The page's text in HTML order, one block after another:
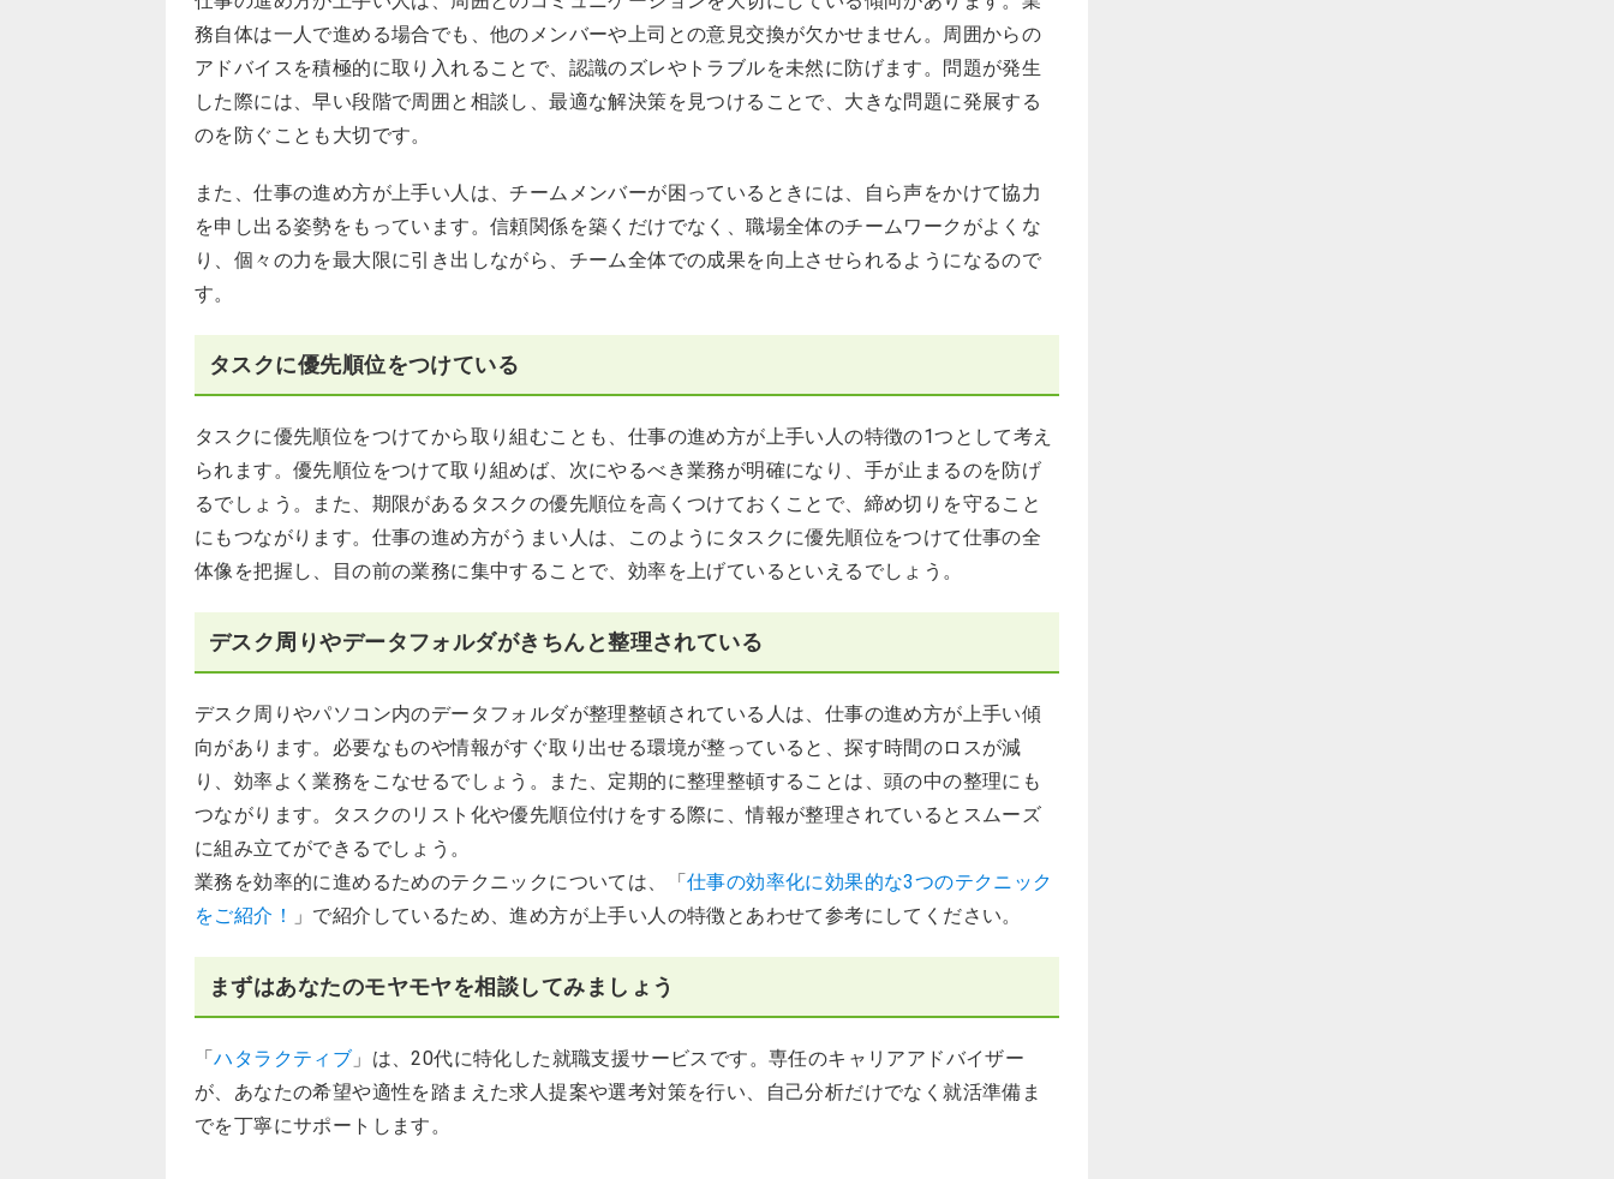
務自体は一人で進める場合でも、他のメンバーや上司との意見交換が欠かせません。周囲からの
アドバイスを積極的に取り入れることで、認識のズレやトラブルを未然に防げます。問題が発生
した際には、早い段階で周囲と相談し、最適な解決策を見つけることで、大きな問題に発展する
のを防ぐことも大切です。
また、仕事の進め方が上手い人は、チームメンバーが困っているときには、自ら声をかけて協力
を申し出る姿勢をもっています。信頼関係を築くだけでなく、職場全体のチームワークがよくな
り、個々の力を最大限に引き出しながら、チーム全体での成果を向上させられるようになるので
す。
タスクに優先順位をつけている
タスクに優先順位をつけてから取り組むことも、仕事の進め方が上手い人の特徴の1つとして考え
られます。優先順位をつけて取り組めば、次にやるべき業務が明確になり、手が止まるのを防げ
るでしょう。また、期限があるタスクの優先順位を高くつけておくことで、締め切りを守ること
にもつながります。仕事の進め方がうまい人は、このようにタスクに優先順位をつけて仕事の全
体像を把握し、目の前の業務に集中することで、効率を上げているといえるでしょう。
デスク周りやデータフォルダがきちんと整理されている
デスク周りやパソコン内のデータフォルダが整理整頓されている人は、仕事の進め方が上手い傾
向があります。必要なものや情報がすぐ取り出せる環境が整っていると、探す時間のロスが減
り、効率よく業務をこなせるでしょう。また、定期的に整理整頓することは、頭の中の整理にも
つながります。タスクのリスト化や優先順位付けをする際に、情報が整理されているとスムーズ
に組み立てができるでしょう。
業務を効率的に進めるためのテクニックについては、「仕事の効率化に効果的な3つのテクニック
をご紹介！
」で紹介しているため、進め方が上手い人の特徴とあわせて参考にしてください。
まずはあなたのモヤモヤを相談してみましょう
「ハタラクティブ 」は、20代に特化した就職支援サービスです。専任のキャリアアドバイザー
が、あなたの希望や適性を踏まえた求人提案や選考対策を行い、自己分析だけでなく就活準備ま
でを丁寧にサポートします。